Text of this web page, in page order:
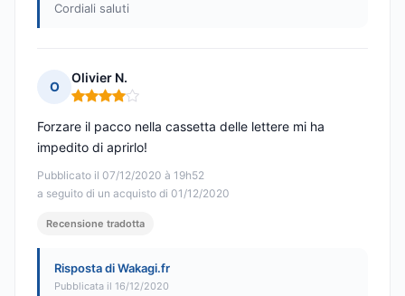
Cordiali saluti
O
Olivier N.
Nota: 4 su 5
Pubblicato il 07/12/2020 à 19h52
a seguito di un acquisto di 01/12/2020
Forzare il pacco nella cassetta delle lettere mi ha
impedito di aprirlo!
Recensione tradotta
Risposta di Wakagi.fr
Pubblicata il 16/12/2020